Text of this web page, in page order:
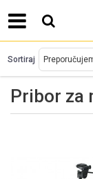
Pribor za
Sortiraj